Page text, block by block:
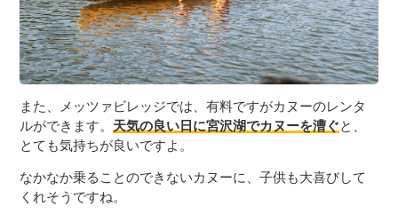
また、メッツァビレッジでは、有料ですがカヌーのレンタ
ルができます。 天気の良い日に宮沢湖でカヌーを漕ぐと、
とても気持ちが良いですよ。
なかなか乗ることのできないカヌーに、子供も大喜びして
くれそうですね。